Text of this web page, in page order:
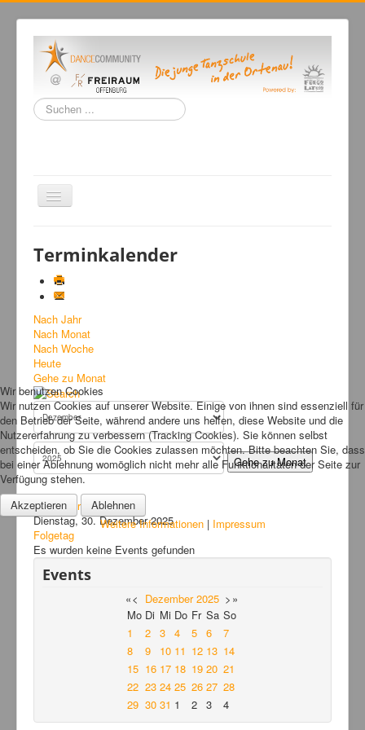
Suchen
...
Navigation
an/aus
Tanzschule
Kursangebot
Events
Fuegolatino
Bilder
News
Links
FAQ
Hansefit
Kontakt
Terminkalender
Nach Jahr
Nach Monat
Nach Woche
Heute
Gehe zu Monat
Gehe zu Monat
Vorheriger Tag
Dienstag, 30. Dezember 2025
Folgetag
Es wurden keine Events gefunden
Events
«< Dezember 2025 > »
Mo Di Mi Do Fr Sa So
1
2 3 4 5 6
7
8
9 10 11 12 13 14
15 16 17 18 19 20 21
22 23 24 25 26 27 28
29 30 31 1 2 3 4
Wir benutzen Cookies
Wir nutzen Cookies auf unserer Website. Einige von ihnen sind essenziell für
den Betrieb der Seite, während andere uns helfen, diese Website und die
Nutzererfahrung zu verbessern (Tracking Cookies). Sie können selbst
entscheiden, ob Sie die Cookies zulassen möchten. Bitte beachten Sie, dass
bei einer Ablehnung womöglich nicht mehr alle Funktionalitäten der Seite zur
Verfügung stehen.
Akzeptieren
Ablehnen
Weitere Informationen| Impressum